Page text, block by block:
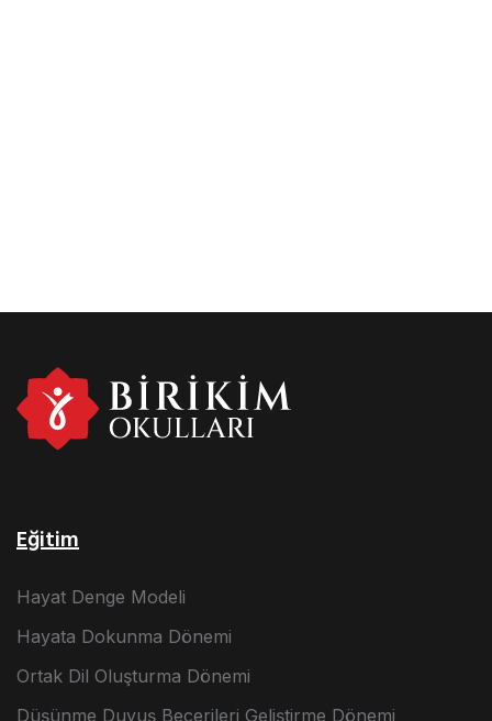
Eğitim
Hayat Denge Modeli
Hayata Dokunma Dönemi
Ortak Dil Oluşturma Dönemi
Düşünme Duyuş Becerileri Geliştirme Dönemi